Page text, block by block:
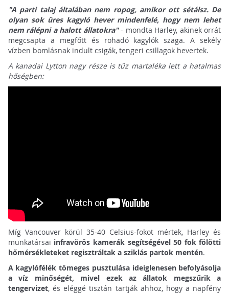
"A parti talaj általában nem ropog, amikor ott sétálsz. De
olyan sok üres kagyló hever mindenfelé, hogy nem lehet
nem rálépni a halott állatokra"- mondta Harley, akinek orrát
megcsapta a megfőtt és rohadó kagylók szaga. A sekély
vízben bomlásnak indult csigák, tengeri csillagok hevertek.
A kanadai Lytton nagy része is tűz martaléka lett a hatalmas
hőségben:
Míg Vancouver körül 35-40 Celsius-fokot mértek, Harley és
munkatársai infravörös kamerák segítségével 50 fok fölötti
hőmérsékleteket regisztráltak a sziklás partok mentén.
A kagylófélék tömeges pusztulása ideiglenesen befolyásolja
a víz minőségét, mivel ezek az állatok megszűrik a
tengervizet, és eléggé tisztán tartják ahhoz, hogy a napfény